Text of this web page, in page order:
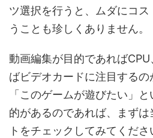
ツ選択を行うと、ムダにコス
うことも珍しくありません。
動画編集が目的であれば
ばビデオカードに注目する
「このゲームが遊びたい」
的があるのであれば、まず
トをチェックしてみてくだ